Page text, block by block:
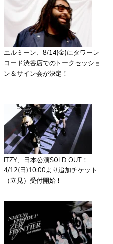
エルミーン、8/14(金)にタワーレ
コード渋谷店でのトークセッショ
ン＆サイン会が決定！
ITZY、日本公演SOLD OUT！
4/12(日)10:00より追加チケット
（立見）受付開始！